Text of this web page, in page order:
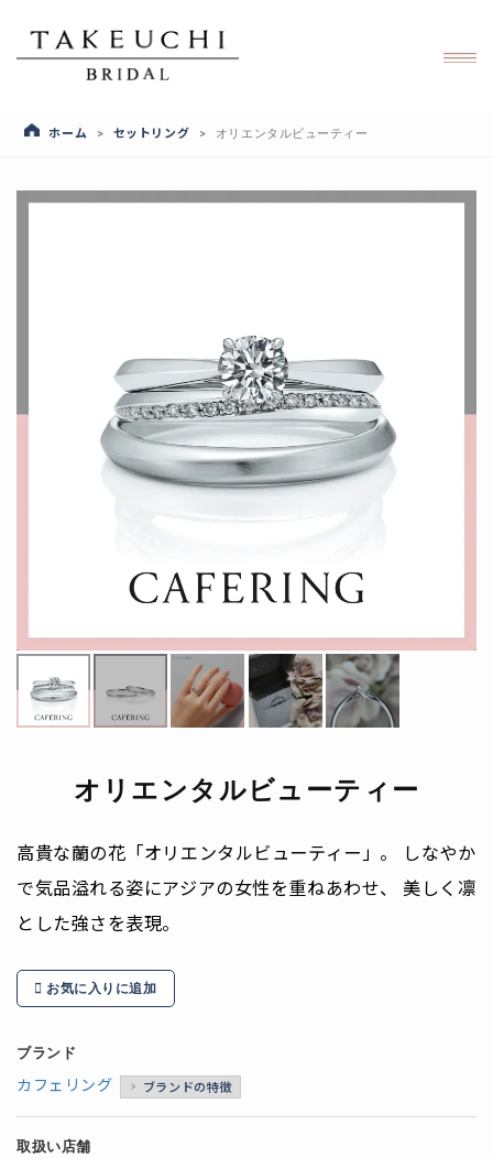
ホーム > セットリング > オリエンタルビューティー
オリエンタルビューティー
高貴な蘭の花「オリエンタルビューティー」。 しなやか
で気品溢れる姿にアジアの女性を重ねあわせ、 美しく凛
とした強さを表現。
お気に入りに追加
ブランド
カフェリング ブランドの特徴
取扱い店舗